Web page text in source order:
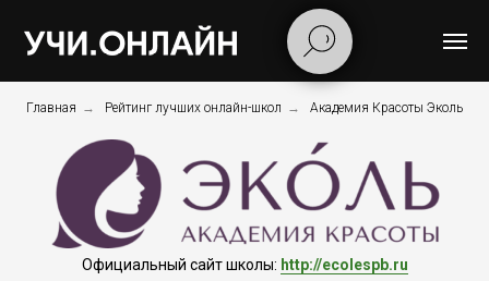
Главная → Рейтинг лучших онлайн-школ → Академия Красоты Эколь
Официальный сайт школы: http://ecolespb.ru